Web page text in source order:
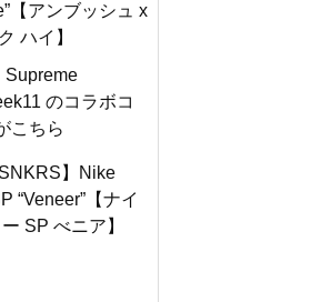
【アンブッシュ x
ハイ】
Supreme
のコラボコ
こちら
】Nike
“Veneer”【ナイ
SP べニア】